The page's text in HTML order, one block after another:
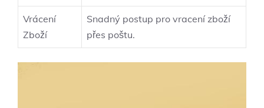
Vrácení
Zboží
Snadný postup pro vracení zboží
přes poštu.